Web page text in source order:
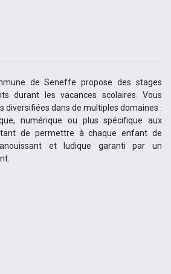
de Seneffe propose des stages
durant les vacances scolaires. Vous
diversifiées dans de multiples domaines :
numérique ou plus spécifique aux
de permettre à chaque enfant de
et ludique garanti par un